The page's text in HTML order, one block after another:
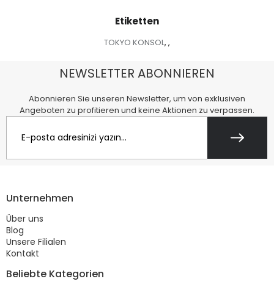
Etiketten
TOKYO KONSOL, ,
NEWSLETTER ABONNIEREN
Abonnieren Sie unseren Newsletter, um von exklusiven
Angeboten zu profitieren und keine Aktionen zu verpassen.
Unternehmen
Über uns
Blog
Unsere Filialen
Kontakt
Beliebte Kategorien